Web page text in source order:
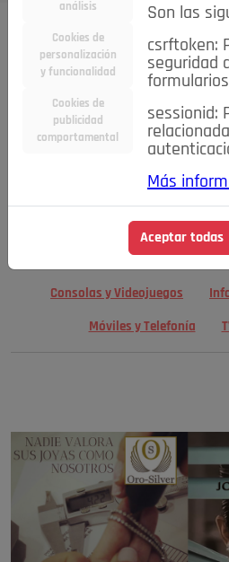
TODAS Deporte
Niños y Bebés Inmobiliaria
Moda
Motor y Accesorios
Cine, Libros y Música
Consolas y Videojuegos
Móviles y Telefonía
análisis
Cookies de
personalización
y funcionalidad
Cookies de
publicidad
comportamental
Son las
csrftoken:
seguridad
sessionid:
Más
Aceptar todas